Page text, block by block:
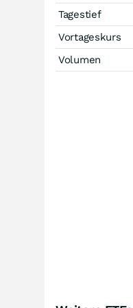
Tagestief
Vortageskurs
Volumen